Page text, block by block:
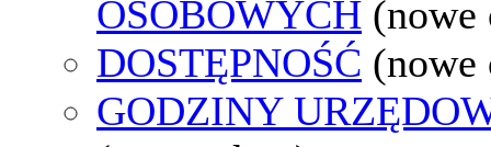
OSOBOWYCH (nowe
DOSTĘPNOŚĆ (nowe
GODZINY